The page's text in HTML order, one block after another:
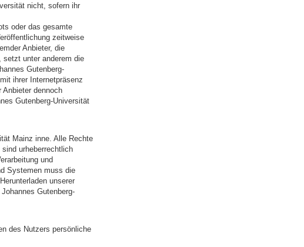
nicht, sofern ihr
oder das gesamte
zeitweise
Anbieter, die
setzt unter anderem die
Gutenberg-
ihrer Internetpräsenz
dennoch
Gutenberg-Universität
Mainz inne. Alle Rechte
urheberrechtlich
und
Systemen muss die
unserer
Gutenberg-
des Nutzers persönliche